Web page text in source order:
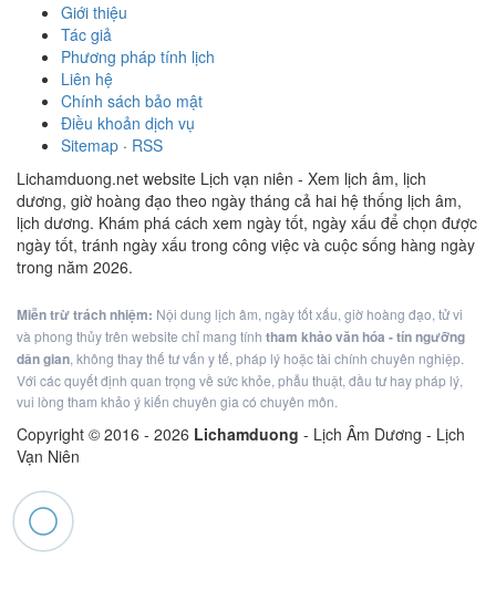
Giới thiệu
Tác giả
Phương pháp tính lịch
Liên hệ
Chính sách bảo mật
Điều khoản dịch vụ
Sitemap · RSS
Lichamduong.net website Lịch vạn niên - Xem lịch âm, lịch
dương, giờ hoàng đạo theo ngày tháng cả hai hệ thống lịch âm,
lịch dương. Khám phá cách xem ngày tốt, ngày xấu để chọn được
ngày tốt, tránh ngày xấu trong công việc và cuộc sống hàng ngày
trong năm 2026.
Miễn trừ trách nhiệm: Nội dung lịch âm, ngày tốt xấu, giờ hoàng đạo, tử vi
và phong thủy trên website chỉ mang tính tham khảo văn hóa - tín ngưỡng
dân gian, không thay thế tư vấn y tế, pháp lý hoặc tài chính chuyên nghiệp.
Với các quyết định quan trọng về sức khỏe, phẫu thuật, đầu tư hay pháp lý,
vui lòng tham khảo ý kiến chuyên gia có chuyên môn.
Copyright © 2016 - 2026 Lichamduong - Lịch Âm Dương - Lịch
Vạn Niên